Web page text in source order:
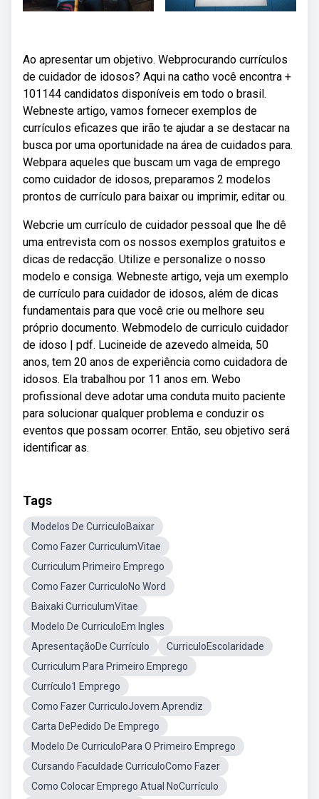
Ao apresentar um objetivo. Webprocurando currículos
de cuidador de idosos? Aqui na catho você encontra +
101144 candidatos disponíveis em todo o brasil.
Webneste artigo, vamos fornecer exemplos de
currículos eficazes que irão te ajudar a se destacar na
busca por uma oportunidade na área de cuidados para.
Webpara aqueles que buscam um vaga de emprego
como cuidador de idosos, preparamos 2 modelos
prontos de currículo para baixar ou imprimir, editar ou.
Webcrie um currículo de cuidador pessoal que lhe dê
uma entrevista com os nossos exemplos gratuitos e
dicas de redacção. Utilize e personalize o nosso
modelo e consiga. Webneste artigo, veja um exemplo
de currículo para cuidador de idosos, além de dicas
fundamentais para que você crie ou melhore seu
próprio documento. Webmodelo de curriculo cuidador
de idoso | pdf. Lucineide de azevedo almeida, 50
anos, tem 20 anos de experiência como cuidadora de
idosos. Ela trabalhou por 11 anos em. Webo
profissional deve adotar uma conduta muito paciente
para solucionar qualquer problema e conduzir os
eventos que possam ocorrer. Então, seu objetivo será
identificar as.
Tags
Modelos De CurriculoBaixar
Como Fazer CurriculumVitae
Curriculum Primeiro Emprego
Como Fazer CurriculoNo Word
Baixaki CurriculumVitae
Modelo De CurriculoEm Ingles
ApresentaçãoDe Currículo
CurriculoEscolaridade
Curriculum Para Primeiro Emprego
Currículo1 Emprego
Como Fazer CurriculoJovem Aprendiz
Carta DePedido De Emprego
Modelo De CurriculoPara O Primeiro Emprego
Cursando Faculdade CurriculoComo Fazer
Como Colocar Emprego Atual NoCurrículo